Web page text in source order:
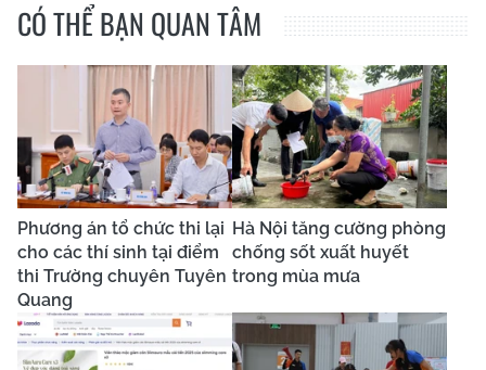
CÓ THỂ BẠN QUAN TÂM
Phương án tổ chức thi lại
cho các thí sinh tại điểm
thi Trường chuyên Tuyên
Quang
Hà Nội tăng cường phòng
chống sốt xuất huyết
trong mùa mưa